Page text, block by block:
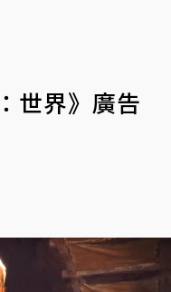
世界》廣告